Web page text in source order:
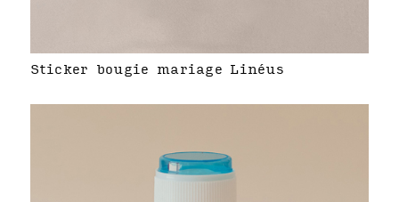
Sticker bougie mariage Linéus